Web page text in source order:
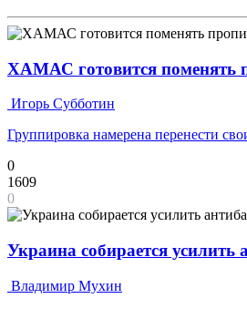
ХАМАС готовится поменять
Игорь Субботин
Группировка намерена перенести
0
1609
0
Украина собирается
Владимир Мухин